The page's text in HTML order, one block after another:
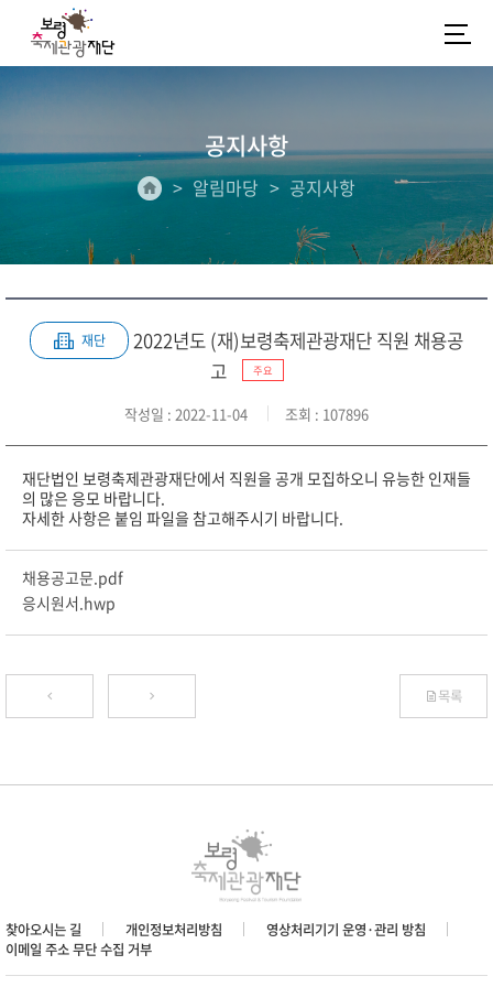
공지사항
알림마당 공지사항
재단
2022년도 (재)보령축제관광재단 직원 채용공
고
주요
작성일 : 2022-11-04 조회 : 107896
재단법인 보령축제관광재단에서 직원을 공개 모집하오니 유능한 인재들
의 많은 응모 바랍니다.
자세한 사항은 붙임 파일을 참고해주시기 바랍니다.
채용공고문.pdf
응시원서.hwp
목록
찾아오시는 길 개인정보처리방침
영상처리기기 운영·관리 방침
이메일 주소 무단 수집 거부